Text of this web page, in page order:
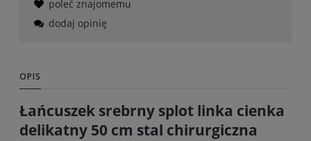
poleć znajomemu
dodaj opinię
OPIS
Łańcuszek srebrny splot linka cienka
delikatny 50 cm stal chirurgiczna